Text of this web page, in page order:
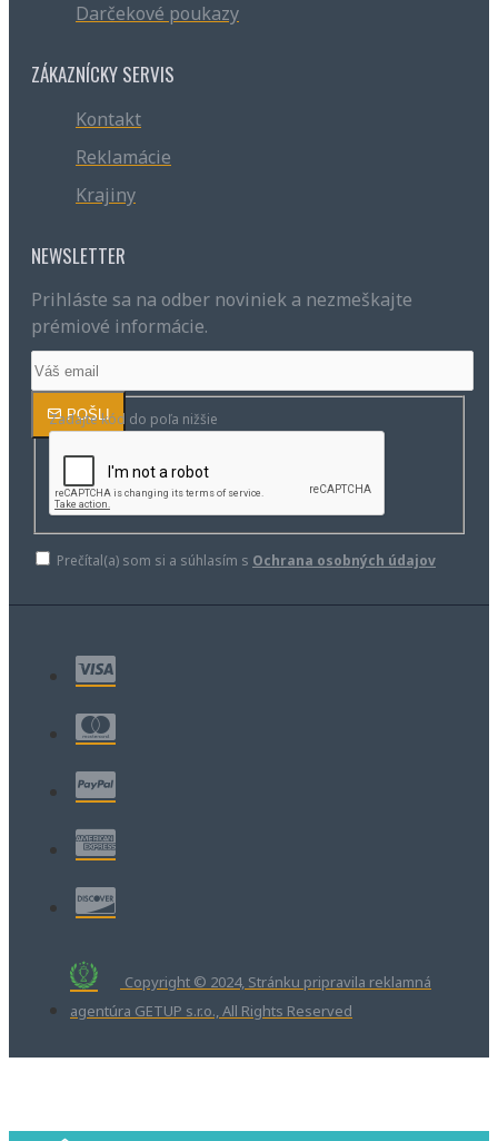
Darčekové poukazy
ZÁKAZNÍCKY SERVIS
Kontakt
Reklamácie
Krajiny
NEWSLETTER
Prihláste sa na odber noviniek a nezmeškajte
prémiové informácie.
POŠLI
Zadajte kód do poľa nižšie
Prečítal(a) som si a súhlasím s Ochrana osobných údajov
Copyright © 2024, Stránku pripravila reklamná
agentúra GETUP s.r.o., All Rights Reserved